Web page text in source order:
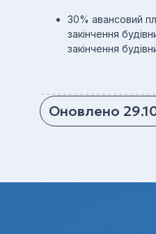
30% авансовий
закінчення
закінчення
Оновлено